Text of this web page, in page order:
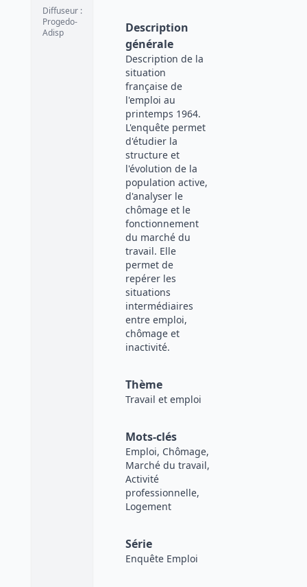
Diffuseur :
Progedo-
Adisp
Description
générale
Description de la
situation
française de
l'emploi au
printemps 1964.
L'enquête permet
d'étudier la
structure et
l'évolution de la
population active,
d'analyser le
chômage et le
fonctionnement
du marché du
travail. Elle
permet de
repérer les
situations
intermédiaires
entre emploi,
chômage et
inactivité.
Thème
Travail et emploi
Mots-clés
Emploi, Chômage,
Marché du travail,
Activité
professionnelle,
Logement
Série
Enquête Emploi